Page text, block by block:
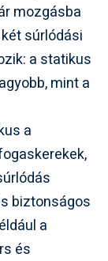
mozgásba
súrlódási
a statikus
mint a
a
biztonságos
a
és